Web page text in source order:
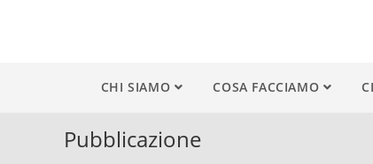
CHI SIAMO COSA FACCIAMO
Pubblicazione